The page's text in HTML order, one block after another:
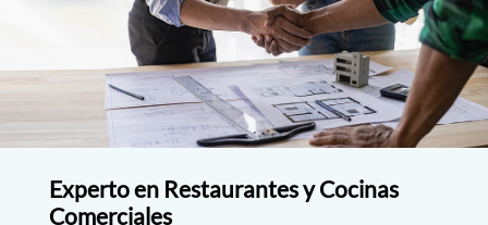
Experto en Restaurantes y Cocinas
Comerciales